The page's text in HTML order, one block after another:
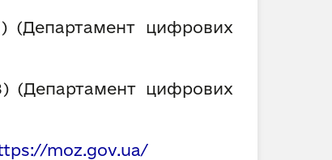
(Департамент цифрових
(Департамент цифрових
moz.gov.ua/